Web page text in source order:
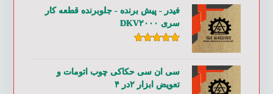
فیدر - پیش برنده - جلوبرنده قطعه کار
سری DKV۲۰۰۰
سی ان سی حکاکی چوب اتومات و
تعویض ابزار ۲در ۴